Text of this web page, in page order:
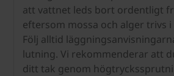
att vattnet leds bort ordentligt
eftersom mossa och alger trivs
Följ alltid
lutning. Vi rekommenderar att
ditt tak genom